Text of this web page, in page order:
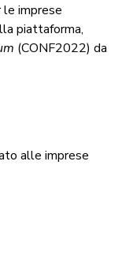
le imprese
piattaforma,
(CONF2022) da
alle imprese